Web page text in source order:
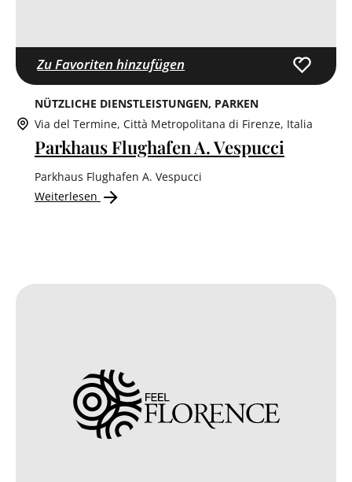
Zu Favoriten hinzufügen
NÜTZLICHE DIENSTLEISTUNGEN PARKEN
Via del Termine, Città Metropolitana di Firenze, Italia
Parkhaus Flughafen A. Vespucci
Parkhaus Flughafen A. Vespucci
Weiterlesen